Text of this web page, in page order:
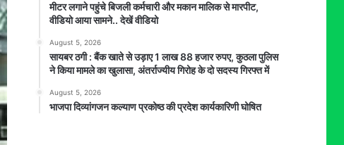
मीटर लगाने पहुंचे बिजली कर्मचारी और मकान मालिक से मारपीट,
वीडियो आया सामने.. देखें वीडियो
August 5, 2026
सायबर ठगी : बैंक खाते से उड़ाए 1 लाख 88 हजार रुपए, कुठला पुलिस
ने किया मामले का खुलासा, अंतर्राज्यीय गिरोह के दो सदस्य गिरफ्त में
August 5, 2026
भाजपा दिव्यांगजन कल्याण प्रकोष्ठ की प्रदेश कार्यकारिणी घोषित